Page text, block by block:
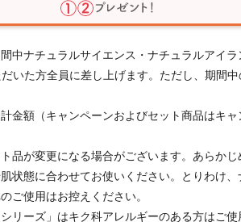
中ナチュラルサイエンス・ナチュラルアイ
いた方全員に差し上げます。ただし、期間
金額（キャンペーンおよびセット商品はキ
品が変更になる場合がございます。あらかじ
状態に合わせてお使いください。とりわけ
ご使用はお控えください。
リーズ」はキク科アレルギーのある方はご使